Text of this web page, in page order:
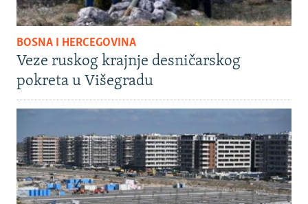
BOSNA I HERCEGOVINA
Veze ruskog krajnje desničarskog
pokreta u Višegradu